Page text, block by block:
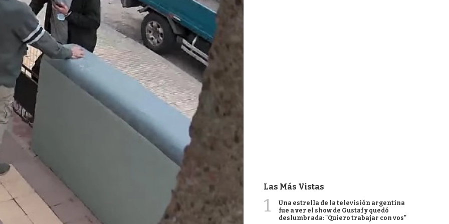
Las Más Vistas
1
Una estrella de la televisión argentina
fue a ver el show de Gustaf y quedó
deslumbrada: "Quiero trabajar con vos"